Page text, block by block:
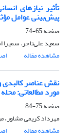
تأثیر نیازهای
پیش‌بینی عوامل
صفحه65-74
سعید علی‌تاجر، سمیرا
مشاهده مقاله
مورد مطالعاتی:
صفحه75-84
مهرداد کریمی مشاور،
مشاهده مقاله